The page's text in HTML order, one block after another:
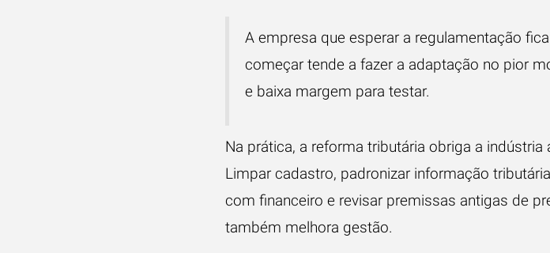
A empresa que esperar a regulamentação
começar tende a fazer a adaptação no pior
e baixa margem para testar.
Na prática, a reforma tributária obriga a
Limpar cadastro, padronizar informação
com financeiro e revisar premissas antigas de
também melhora gestão.